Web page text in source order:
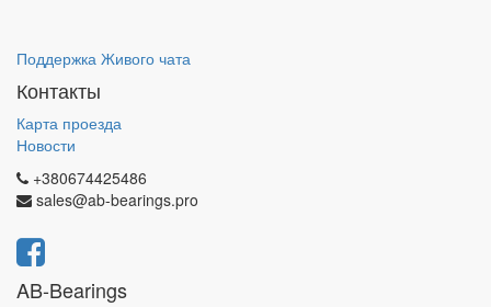
Поддержка Живого чата
Контакты
Карта проезда
Новости
+380674425486
sales@ab-bearings.pro
AB-Bearings